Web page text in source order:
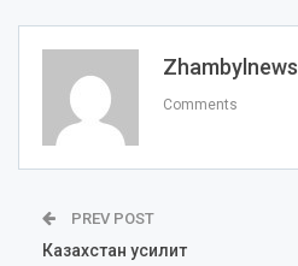
Zhambylnews
Comments
PREV POST
Казахстан усилит